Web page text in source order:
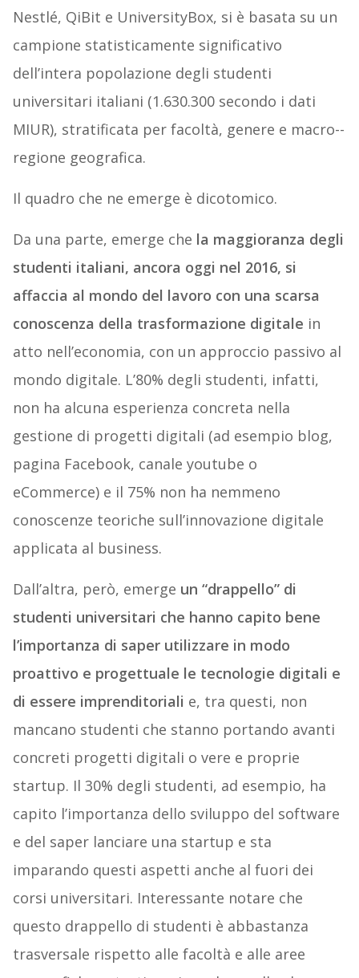
Nestlé, QiBit e UniversityBox, si è basata su un
campione statisticamente significativo
dell’intera popolazione degli studenti
universitari italiani (1.630.300 secondo i dati
MIUR), stratificata per facoltà, genere e macro-­
regione geografica.
Il quadro che ne emerge è dicotomico.
Da una parte, emerge che la maggioranza degli
studenti italiani, ancora oggi nel 2016, si
affaccia al mondo del lavoro con una scarsa
conoscenza della trasformazione digitale in
atto nell’economia, con un approccio passivo al
mondo digitale. L’80% degli studenti, infatti,
non ha alcuna esperienza concreta nella
gestione di progetti digitali (ad esempio blog,
pagina Facebook, canale youtube o
eCommerce) e il 75% non ha nemmeno
conoscenze teoriche sull’innovazione digitale
applicata al business.
Dall’altra, però, emerge un “drappello” di
studenti universitari che hanno capito bene
l’importanza di saper utilizzare in modo
proattivo e progettuale le tecnologie digitali e
di essere imprenditoriali e, tra questi, non
mancano studenti che stanno portando avanti
concreti progetti digitali o vere e proprie
startup. Il 30% degli studenti, ad esempio, ha
capito l’importanza dello sviluppo del software
e del saper lanciare una startup e sta
imparando questi aspetti anche al fuori dei
corsi universitari. Interessante notare che
questo drappello di studenti è abbastanza
trasversale rispetto alle facoltà e alle aree